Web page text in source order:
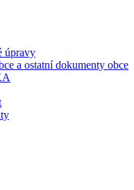
úpravy
a ostatní dokumenty obce